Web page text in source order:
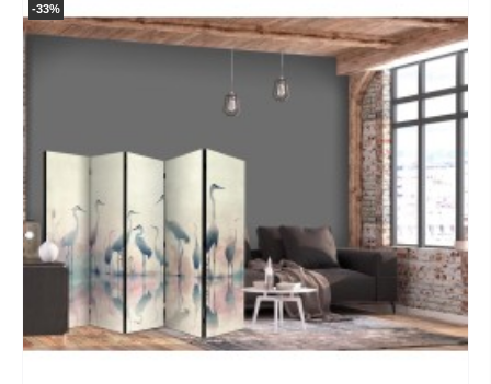
-33%